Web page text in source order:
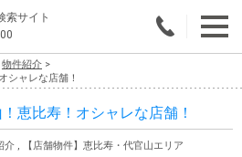
索サイト
物件紹介
シャレな店舗！
恵比寿！オシャレな店舗！
, 【店舗物件】恵比寿・代官山エリア